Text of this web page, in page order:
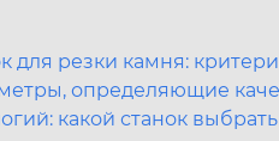
для резки камня:
определяющие
какой станок